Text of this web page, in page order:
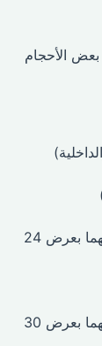
الأحجام
العرض الإجمالي (2 باب، كل منهما بعرض 24
العرض الإجمالي (2 باب، كل منهما بعرض 30